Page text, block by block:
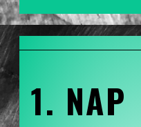
1. NAP